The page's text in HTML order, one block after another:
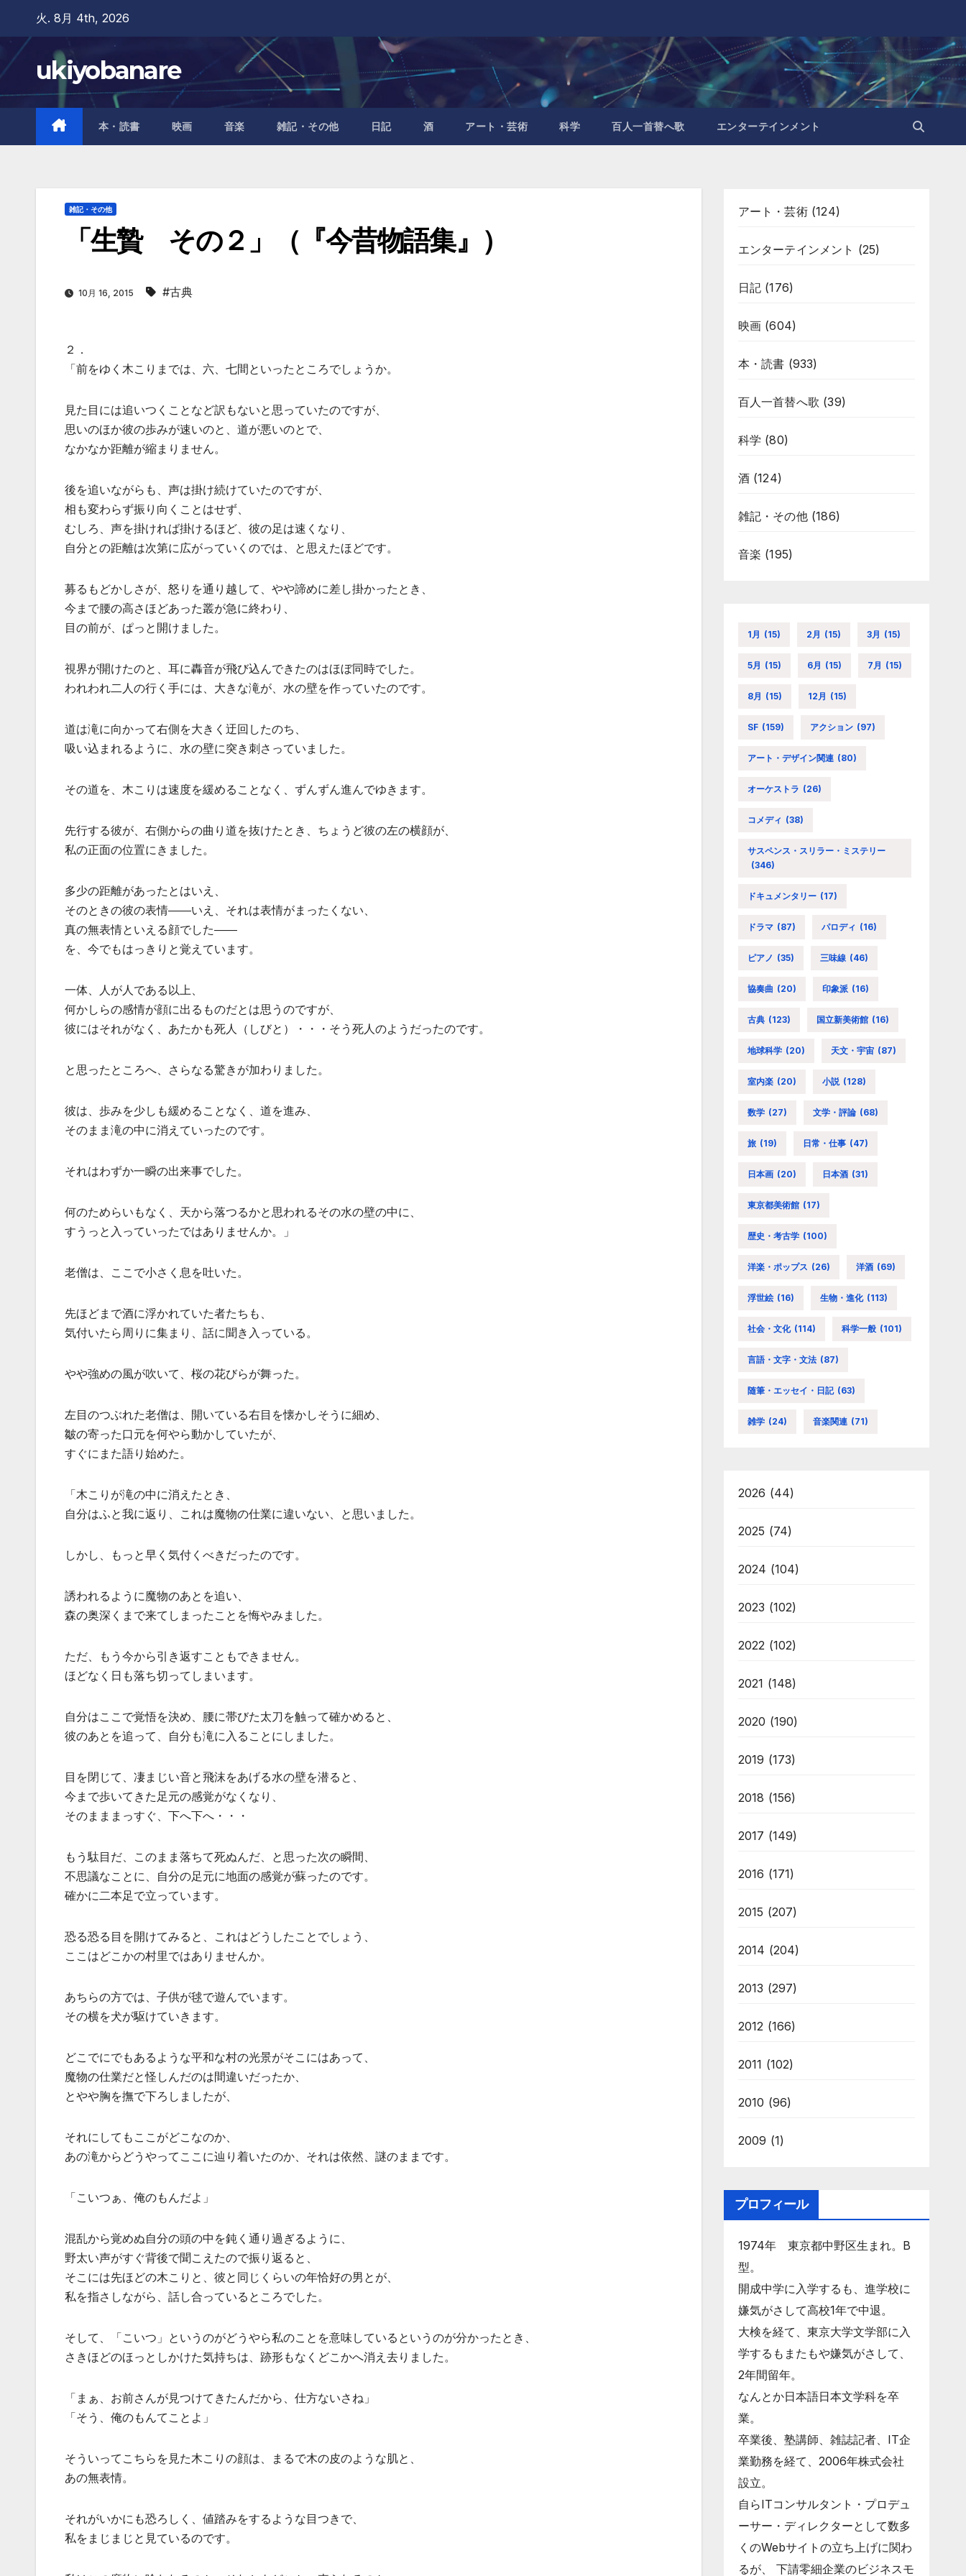
content
火. 8月 4th, 2026
ukiyobanare
本・読書 映画 音楽 雑記・その他 日記 酒 アート・芸術 科学 百人一首替へ歌 エンターテインメント
雑記・その他
「生贄 その２」（『今昔物語集』）
10月 16, 2015 #古典
２．
「前をゆく木こりまでは、六、七間といったところでしょうか。
見た目には追いつくことなど訳もないと思っていたのですが、
思いのほか彼の歩みが速いのと、道が悪いのとで、
なかなか距離が縮まりません。
後を追いながらも、声は掛け続けていたのですが、
相も変わらず振り向くことはせず、
むしろ、声を掛ければ掛けるほど、彼の足は速くなり、
自分との距離は次第に広がっていくのでは、と思えたほどです。
募るもどかしさが、怒りを通り越して、やや諦めに差し掛かったとき、
今まで腰の高さほどあった叢が急に終わり、
目の前が、ぱっと開けました。
視界が開けたのと、耳に轟音が飛び込んできたのはほぼ同時でした。
われわれ二人の行く手には、大きな滝が、水の壁を作っていたのです。
道は滝に向かって右側を大きく迂回したのち、
吸い込まれるように、水の壁に突き刺さっていました。
その道を、木こりは速度を緩めることなく、ずんずん進んでゆきます。
先行する彼が、右側からの曲り道を抜けたとき、ちょうど彼の左の横顔が、
私の正面の位置にきました。
多少の距離があったとはいえ、
そのときの彼の表情――いえ、それは表情がまったくない、
真の無表情といえる顔でした――
を、今でもはっきりと覚えています。
一体、人が人である以上、
何かしらの感情が顔に出るものだとは思うのですが、
彼にはそれがなく、あたかも死人（しびと）・・・そう死人のようだったのです。
と思ったところへ、さらなる驚きが加わりました。
彼は、歩みを少しも緩めることなく、道を進み、
そのまま滝の中に消えていったのです。
それはわずか一瞬の出来事でした。
何のためらいもなく、天から落つるかと思われるその水の壁の中に、
すうっと入っていったではありませんか。」
老僧は、ここで小さく息を吐いた。
先ほどまで酒に浮かれていた者たちも、
気付いたら周りに集まり、話に聞き入っている。
やや強めの風が吹いて、桜の花びらが舞った。
左目のつぶれた老僧は、開いている右目を懐かしそうに細め、
皺の寄った口元を何やら動かしていたが、
すぐにまた語り始めた。
「木こりが滝の中に消えたとき、
自分はふと我に返り、これは魔物の仕業に違いない、と思いました。
しかし、もっと早く気付くべきだったのです。
誘われるように魔物のあとを追い、
森の奥深くまで来てしまったことを悔やみました。
ただ、もう今から引き返すこともできません。
ほどなく日も落ち切ってしまいます。
自分はここで覚悟を決め、腰に帯びた太刀を触って確かめると、
彼のあとを追って、自分も滝に入ることにしました。
目を閉じて、凄まじい音と飛沫をあげる水の壁を潜ると、
今まで歩いてきた足元の感覚がなくなり、
そのまままっすぐ、下へ下へ・・・
もう駄目だ、このまま落ちて死ぬんだ、と思った次の瞬間、
不思議なことに、自分の足元に地面の感覚が蘇ったのです。
確かに二本足で立っています。
恐る恐る目を開けてみると、これはどうしたことでしょう、
ここはどこかの村里ではありませんか。
あちらの方では、子供が毬で遊んでいます。
その横を犬が駆けていきます。
どこでにでもあるような平和な村の光景がそこにはあって、
魔物の仕業だと怪しんだのは間違いだったか、
とやや胸を撫で下ろしましたが、
それにしてもここがどこなのか、
あの滝からどうやってここに辿り着いたのか、それは依然、謎のままです。
「こいつぁ、俺のもんだよ」
混乱から覚めぬ自分の頭の中を鈍く通り過ぎるように、
野太い声がすぐ背後で聞こえたので振り返ると、
そこには先ほどの木こりと、彼と同じくらいの年恰好の男とが、
私を指さしながら、話し合っているところでした。
そして、「こいつ」というのがどうやら私のことを意味しているというのが分かったとき、
さきほどのほっとしかけた気持ちは、跡形もなくどこかへ消え去りました。
「まぁ、お前さんが見つけてきたんだから、仕方ないさね」
「そう、俺のもんてことよ」
そういってこちらを見た木こりの顔は、まるで木の皮のような肌と、
あの無表情。
それがいかにも恐ろしく、値踏みをするような目つきで、
私をまじまじと見ているのです。
アート・芸術(124)
エンターテインメント (25)
日記(176)
映画(604)
本・読書 (933)
百人一首替へ歌 (39)
科学 (80)
酒(124)
雑記・その他(186)
音楽 (195)
1月 (15) 2月 (15) 3月 (15)
5月 (15) 6月 (15) 7月 (15)
8月 (15) 12月 (15)
SF (159) アクション (97)
アート・デザイン関連 (80)
オーケストラ (26)
コメディ (38)
サスペンス・スリラー・ミステリー
(346)
ドキュメンタリー (17)
ドラマ (87) パロディ (16)
ピアノ (35) 三味線 (46)
協奏曲 (20) 印象派 (16)
古典 (123) 国立新美術館 (16)
地球科学 (20) 天文・宇宙 (87)
室内楽 (20) 小説 (128)
数学 (27) 文学・評論 (68)
旅 (19) 日常・仕事 (47)
日本画 (20) 日本酒 (31)
東京都美術館 (17)
歴史・考古学 (100)
洋楽・ポップス (26) 洋酒 (69)
浮世絵 (16) 生物・進化 (113)
社会・文化 (114) 科学一般 (101)
言語・文字・文法 (87)
随筆・エッセイ・日記 (63)
雑学 (24) 音楽関連 (71)
2026 (44)
2025 (74)
2024 (104)
2023 (102)
2022 (102)
2021 (148)
2020 (190)
2019 (173)
2018 (156)
2017 (149)
2016 (171)
2015 (207)
2014 (204)
2013 (297)
2012 (166)
2011 (102)
2010 (96)
2009 (1)
プロフィール
1974年 東京都中野区生まれ。B
型。
開成中学に入学するも、進学校に
嫌気がさして高校1年で中退。
大検を経て、東京大学文学部に入
学するもまたもや嫌気がさして、
2年間留年。
なんとか日本語日本文学科を卒
業。
卒業後、塾講師、雑誌記者、IT企
業勤務を経て、2006年株式会社
設立。
自らITコンサルタント・プロデュ
ーサー・ディレクターとして数多
くのWebサイトの立ち上げに関わ
るが、 下請零細企業のビジネスモ